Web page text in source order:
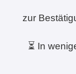
zur
⏳ In